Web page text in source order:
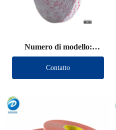
Numero di modello:
3M4950
Contatto